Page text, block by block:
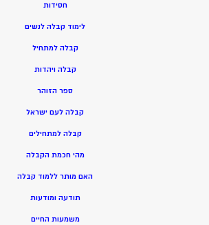
חסידות
לימוד קבלה לנשים
קבלה למתחיל
קבלה ויהדות
ספר הזוהר
קבלה לעם ישראל
קבלה למתחילים
מהי חכמת הקבלה
האם מותר ללמוד קבלה
תודעה ומודעות
משמעות החיים